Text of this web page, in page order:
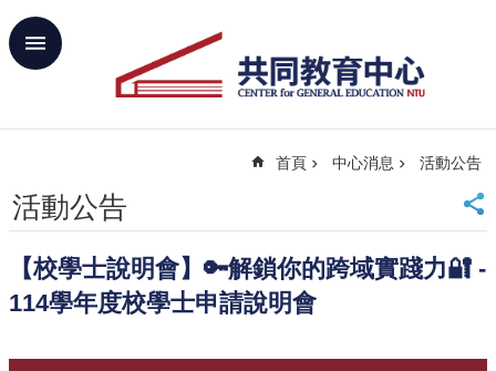
跳到主要內容區塊
進
首
頁
大
首
頁
首頁 中心消息 活動公告
活動公告
【校學士說明會】🔑解鎖你的跨域實踐力🔐 -
114學年度校學士申請說明會